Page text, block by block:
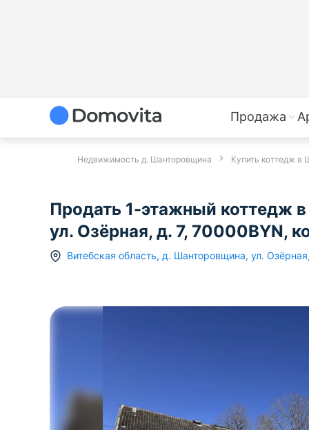
Продажа
Недвижимость д. Шанторовщина Купить коттедж в
Продать 1-этажный коттедж
ул. Озёрная, д. 7, 70000BYN,
Витебская область, д. Шанторовщина, ул. Озёрная,